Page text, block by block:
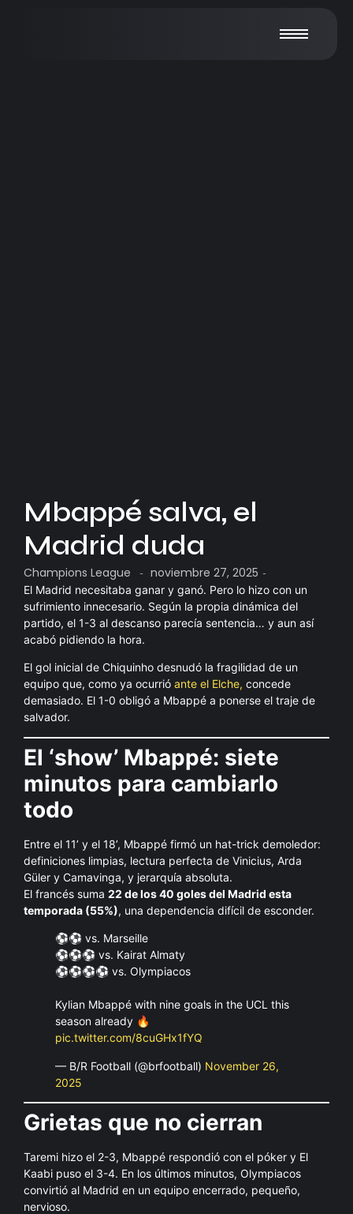
Mbappé salva, el
Madrid duda
Champions League - noviembre 27, 2025 -
El Madrid necesitaba ganar y ganó. Pero lo hizo con un
sufrimiento innecesario. Según la propia dinámica del
partido, el 1-3 al descanso parecía sentencia… y aun así
acabó pidiendo la hora.
El gol inicial de Chiquinho desnudó la fragilidad de un
equipo que, como ya ocurrió ante el Elche, concede
demasiado. El 1-0 obligó a Mbappé a ponerse el traje de
salvador.
El ‘show’ Mbappé: siete
minutos para cambiarlo
todo
Entre el 11’ y el 18’, Mbappé firmó un hat-trick demoledor:
definiciones limpias, lectura perfecta de Vinicius, Arda
Güler y Camavinga, y jerarquía absoluta.
El francés suma 22 de los 40 goles del Madrid esta
temporada (55%), una dependencia difícil de esconder.
⚽⚽ vs. Marseille
⚽⚽⚽ vs. Kairat Almaty
⚽⚽⚽⚽ vs. Olympiacos
Kylian Mbappé with nine goals in the UCL this
season already 🔥
pic.twitter.com/8cuGHx1fYQ
— B/R Football (@brfootball) November 26,
2025
Grietas que no cierran
Taremi hizo el 2-3, Mbappé respondió con el póker y El
Kaabi puso el 3-4. En los últimos minutos, Olympiacos
convirtió al Madrid en un equipo encerrado, pequeño,
nervioso.